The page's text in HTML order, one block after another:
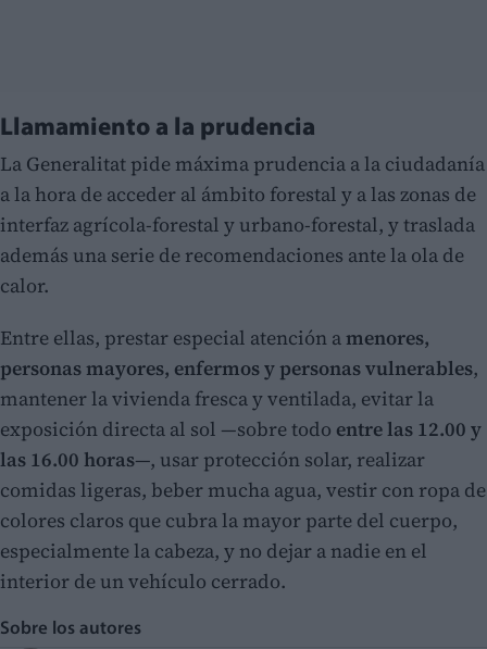
Llamamiento a la prudencia
La Generalitat pide máxima prudencia a la ciudadanía
a la hora de acceder al ámbito forestal y a las zonas de
interfaz agrícola-forestal y urbano-forestal, y traslada
además una serie de recomendaciones ante la ola de
calor.
Entre ellas, prestar especial atención amenores,
personas mayores, enfermos y personas vulnerables,
mantener la vivienda fresca y ventilada, evitar la
exposición directa al sol —sobre todo entre las 12.00 y
las 16.00 horas—, usar protección solar, realizar
comidas ligeras, beber mucha agua, vestir con ropa de
colores claros que cubra la mayor parte del cuerpo,
especialmente la cabeza, y no dejar a nadie en el
interior de un vehículo cerrado.
Sobre los autores